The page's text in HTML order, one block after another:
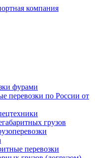
фурами
перевозки по России от
грузов
перевозки